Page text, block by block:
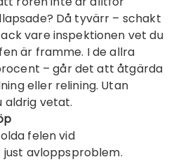
Då tyvärr – schakt
vare inspektionen vet du
är framme. I de allra
– går det att åtgärda
eller relining. Utan
aldrig vetat.
felen vid
avloppsproblem.